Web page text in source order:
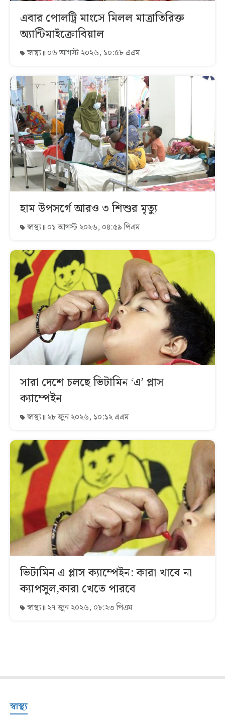
এবার পোলট্রি মাংসে মিলল মাত্রাতিরিক্ত
অ্যান্টিমাইক্রোবিয়াল
স্বাস্থ্য ০৬ আগস্ট ২০২৬, ১০:৫৮ এএম
হাম উপসর্গে আরও ৩ শিশুর মৃত্যু
স্বাস্থ্য ০১ আগস্ট ২০২৬, ০৪:৫৯ পিএম
সারা দেশে চলছে ভিটামিন ‘এ’ প্লাস
ক্যাম্পেইন
স্বাস্থ্য ২৮ জুন ২০২৬, ১০:১২ এএম
ভিটামিন এ প্লাস ক্যাম্পেইন: কারা খাবে না
ক্যাপসুল,কারা খেতে পারবে
স্বাস্থ্য ২৭ জুন ২০২৬, ০৮:২৩ পিএম
স্বাস্থ্য